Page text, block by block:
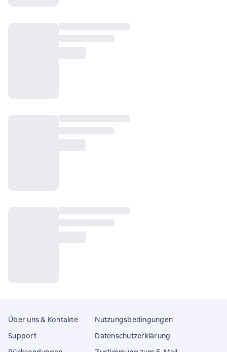
Über uns & Kontakte
Support
Nutzungsbedingungen
Datenschutzerklärung